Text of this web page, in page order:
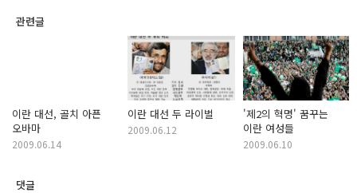
관련글
이란 대선, 골치 아픈
오바마
2009.06.14
이란 대선 두 라이벌
2009.06.12
'제2의 혁명' 꿈꾸는
이란 여성들
2009.06.10
댓글